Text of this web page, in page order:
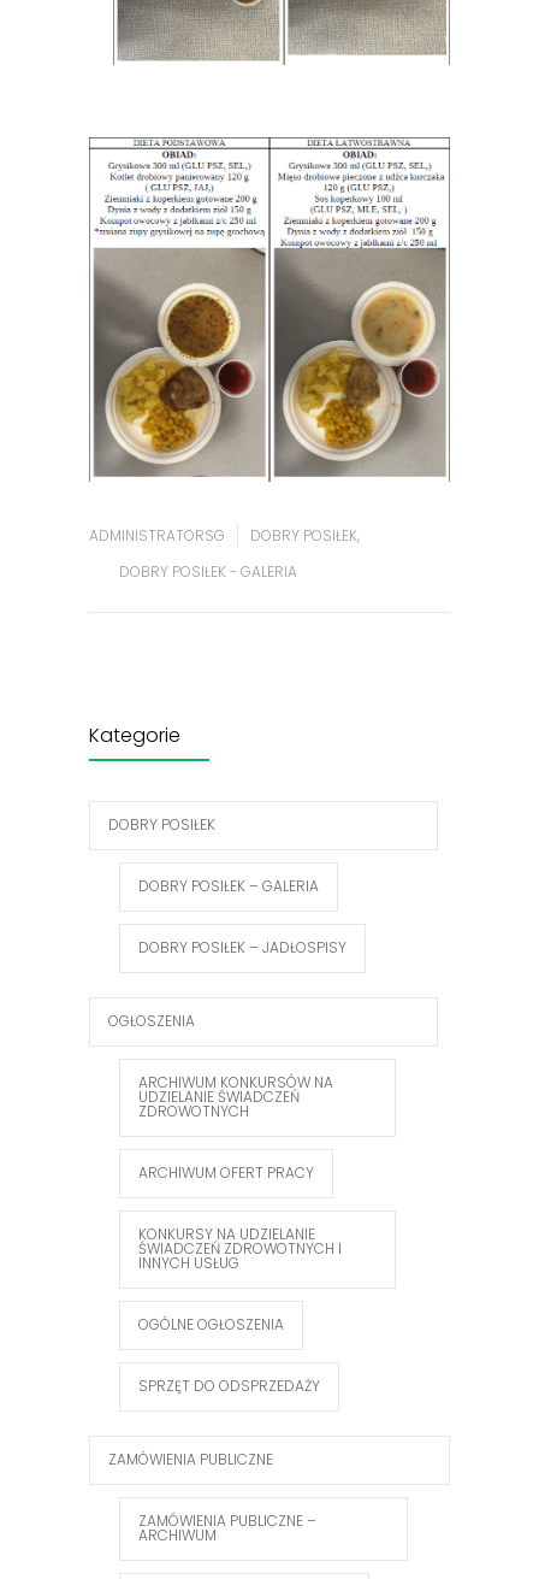
ADMINISTRATORSG DOBRY POSIŁEK,
DOBRY POSIŁEK - GALERIA
Kategorie
DOBRY POSIŁEK
DOBRY POSIŁEK – GALERIA
DOBRY POSIŁEK – JADŁOSPISY
OGŁOSZENIA
ARCHIWUM KONKURSÓW NA
UDZIELANIE ŚWIADCZEŃ
ZDROWOTNYCH
ARCHIWUM OFERT PRACY
KONKURSY NA UDZIELANIE
ŚWIADCZEŃ ZDROWOTNYCH I
INNYCH USŁUG
OGÓLNE OGŁOSZENIA
SPRZĘT DO ODSPRZEDAŻY
ZAMÓWIENIA PUBLICZNE
ZAMÓWIENIA PUBLICZNE –
ARCHIWUM